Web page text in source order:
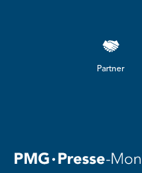
Partner